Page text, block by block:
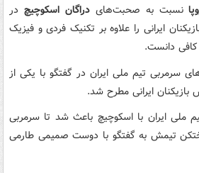
نسبت به صحبت‌هایدراگان اسکوچیچ در
ایرانی را علاوه بر تکنیک فردی و فیزیک
کافی دانست.
تیم ملی ایران در گفتگو با یکی از
ایرانی مطرح شد.
ملی ایران با اسکوچیچ باعث شد تا سرمربی
تیمش به گفتگو با دوست صمیمی طارمی